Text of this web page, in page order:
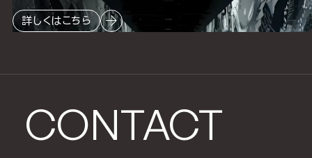
CONTACT
詳しくはこちら